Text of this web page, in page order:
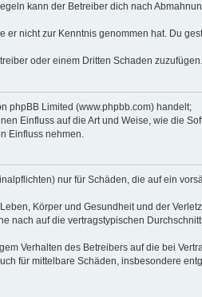
kann der Betreiber dich nach
er nicht zur Kenntnis genommen hat. Du
oder einem Dritten Schaden zuzufügen.
phpBB Limited (www.phpbb.com) handelt;
Einfluss auf die Art und Weise, wie die
Einfluss nehmen.
nur für Schäden, die auf ein
Körper und Gesundheit und der
nach auf die vertragstypischen
Verhalten des Betreibers auf die bei
für mittelbare Schäden, insbesondere